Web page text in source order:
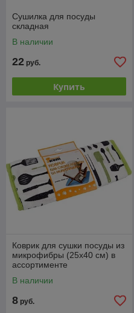
Сушилка для посуды
складная
В наличии
22 руб.
Купить
Коврик для сушки посуды из
микрофибры (25х40 см) в
ассортименте
В наличии
8 руб.